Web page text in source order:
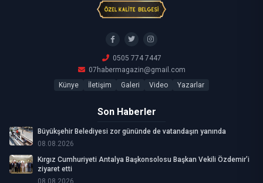
0505 774 7447
07habermagazin@gmail.com
Künye
İletişim Galeri Video Yazarlar
Son Haberler
Büyükşehir Belediyesi zor gününde de vatandaşın yanında
08.08.2026
Kırgız Cumhuriyeti Antalya Başkonsolosu Başkan Vekili Özdemir’i
ziyaret etti
08.08.2026